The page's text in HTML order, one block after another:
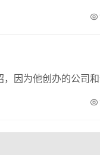
因为他创办的公司